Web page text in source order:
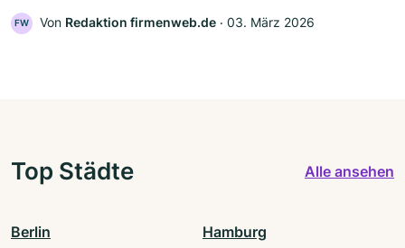
FW Von Redaktion firmenweb.de ‧ 03. März 2026
Top Städte Alle ansehen
Berlin Hamburg